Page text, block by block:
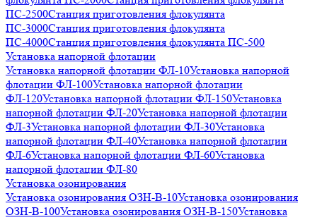
ПС-2500Станция приготовления флокулянта
ПС-3000Станция приготовления флокулянта
ПС-4000Станция приготовления флокулянта ПС-500
Установка напорной флотации
Установка напорной флотации ФЛ-10Установка напорной
флотации ФЛ-100Установка напорной флотации
ФЛ-120Установка напорной флотации ФЛ-150Установка
напорной флотации ФЛ-20Установка напорной флотации
ФЛ-3Установка напорной флотации ФЛ-30Установка
напорной флотации ФЛ-40Установка напорной флотации
ФЛ-6Установка напорной флотации ФЛ-60Установка
напорной флотации ФЛ-80
Установка озонирования
Установка озонирования ОЗН-В-10Установка озонирования
ОЗН-В-100Установка озонирования ОЗН-В-150Установка